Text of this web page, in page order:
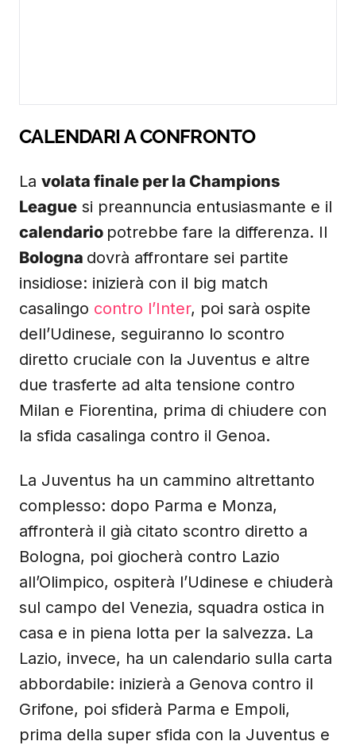
CALENDARI A CONFRONTO
La volata finale per la Champions
League si preannuncia entusiasmante e il
calendario potrebbe fare la differenza. Il
Bologna dovrà affrontare sei partite
insidiose: inizierà con il big match
casalingo contro l’Inter, poi sarà ospite
dell’Udinese, seguiranno lo scontro
diretto cruciale con la Juventus e altre
due trasferte ad alta tensione contro
Milan e Fiorentina, prima di chiudere con
la sfida casalinga contro il Genoa.
La Juventus ha un cammino altrettanto
complesso: dopo Parma e Monza,
affronterà il già citato scontro diretto a
Bologna, poi giocherà contro Lazio
all’Olimpico, ospiterà l’Udinese e chiuderà
sul campo del Venezia, squadra ostica in
casa e in piena lotta per la salvezza. La
Lazio, invece, ha un calendario sulla carta
abbordabile: inizierà a Genova contro il
Grifone, poi sfiderà Parma e Empoli,
prima della super sfida con la Juventus e